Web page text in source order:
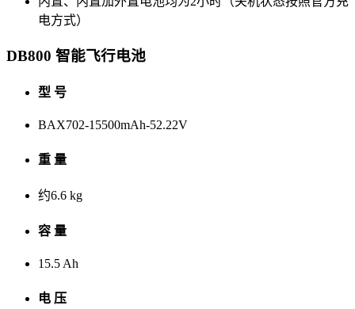
电方式）
DB800 智能飞行电池
型 号
BAX702-15500mAh-52.22V
重 量
约6.6 kg
容 量
15.5 Ah
电 压